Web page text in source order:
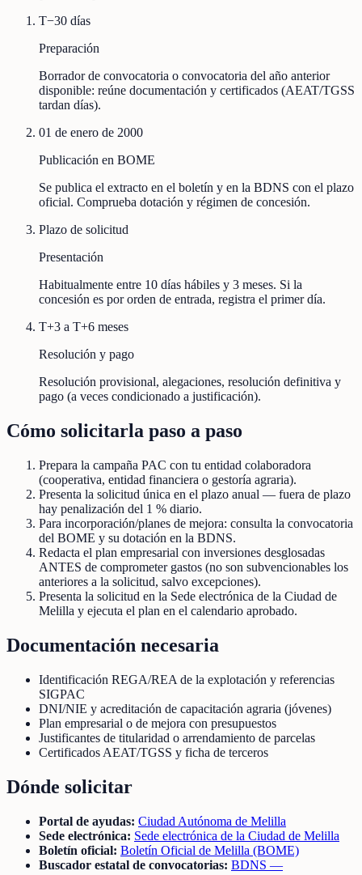
T−30 días
Preparación
Borrador de convocatoria o convocatoria del año anterior
disponible: reúne documentación y certificados (AEAT/TGSS
tardan días).
01 de enero de 2000
Publicación en BOME
Se publica el extracto en el boletín y en la BDNS con el plazo
oficial. Comprueba dotación y régimen de concesión.
Plazo de solicitud
Presentación
Habitualmente entre 10 días hábiles y 3 meses. Si la
concesión es por orden de entrada, registra el primer día.
T+3 a T+6 meses
Resolución y pago
Resolución provisional, alegaciones, resolución definitiva y
pago (a veces condicionado a justificación).
Cómo solicitarla paso a paso
Prepara la campaña PAC con tu entidad colaboradora
(cooperativa, entidad financiera o gestoría agraria).
Presenta la solicitud única en el plazo anual — fuera de plazo
hay penalización del 1 % diario.
Para incorporación/planes de mejora: consulta la convocatoria
del BOME y su dotación en la BDNS.
Redacta el plan empresarial con inversiones desglosadas
ANTES de comprometer gastos (no son subvencionables los
anteriores a la solicitud, salvo excepciones).
Presenta la solicitud en la Sede electrónica de la Ciudad de
Melilla y ejecuta el plan en el calendario aprobado.
Documentación necesaria
Identificación REGA/REA de la explotación y referencias
SIGPAC
DNI/NIE y acreditación de capacitación agraria (jóvenes)
Plan empresarial o de mejora con presupuestos
Justificantes de titularidad o arrendamiento de parcelas
Certificados AEAT/TGSS y ficha de terceros
Dónde solicitar
Portal de ayudas: Ciudad Autónoma de Melilla
Sede electrónica: Sede electrónica de la Ciudad de Melilla
Boletín oficial: Boletín Oficial de Melilla (BOME)
Buscador estatal de convocatorias: BDNS —